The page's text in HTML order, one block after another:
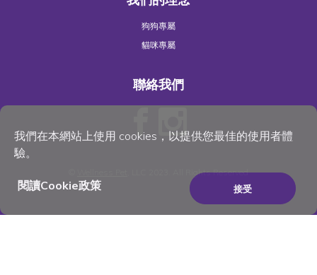
我們在本網站上使用 cookies，以提供您最佳的使用者體
驗。
閱讀Cookie政策 接受
狗狗專屬
貓咪專屬
聯絡我們
, LLC 2023. All Rights Reserved